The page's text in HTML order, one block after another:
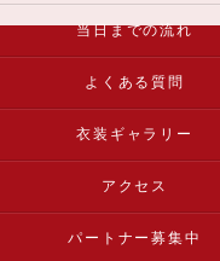
当日までの流れ
よくある質問
衣装ギャラリー
アクセス
パートナー募集中